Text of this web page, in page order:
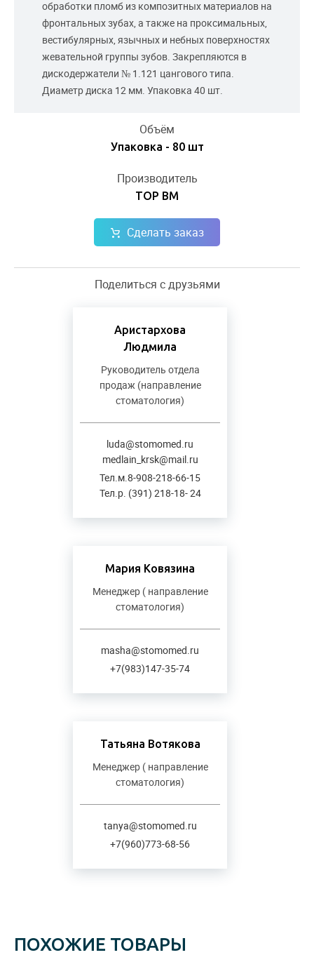
Объём
Упаковка - 80 шт
Производитель
ТОР ВМ
Сделать заказ
Поделиться с друзьями
Аристархова
Людмила
Руководитель отдела
продаж (направление
стоматология)
luda@stomomed.ru
medlain_krsk@mail.ru
Тел.м.8-908-218-66-15
Тел.р. (391) 218-18- 24
Мария Ковязина
Менеджер ( направление
стоматология)
masha@stomomed.ru
+7(983)147-35-74
Татьяна Вотякова
Менеджер ( направление
стоматология)
tanya@stomomed.ru
+7(960)773-68-56
обработки пломб из композитных материалов на
фронтальных зубах, а также на проксимальных,
вестибулярных, язычных и небных поверхностях
жевательной группы зубов. Закрепляются в
дискодержатели № 1.121 цангового типа.
Диаметр диска 12 мм. Упаковка 40 шт.
ПОХОЖИЕ ТОВАРЫ